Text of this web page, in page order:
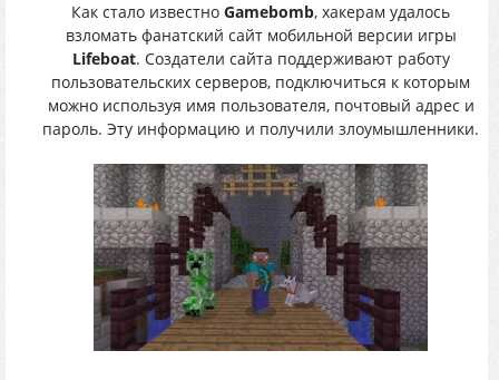
Как стало известно Gamebomb, хакерам удалось
взломать фанатский сайт мобильной версии игры
Lifeboat. Создатели сайта поддерживают работу
пользовательских серверов, подключиться к которым
можно используя имя пользователя, почтовый адрес и
пароль. Эту информацию и получили злоумышленники.